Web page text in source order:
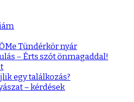
Tündérkör nyár
– Érts szót önmagaddal!
egy találkozás?
– kérdések